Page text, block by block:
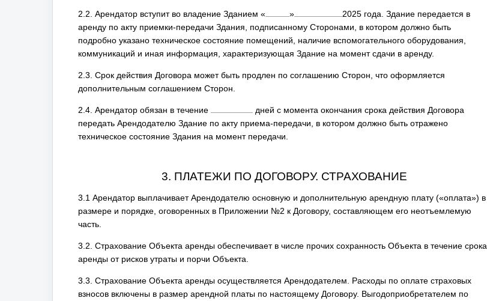
2.2. Арендатор вступит во владение Зданием « » 2025 года. Здание передается в
аренду по акту приемки-передачи Здания, подписанному Сторонами, в котором должно быть
подробно указано техническое состояние помещений, наличие вспомогательного оборудования,
коммуникаций и иная информация, характеризующая Здание на момент сдачи в аренду.
2.3. Срок действия Договора может быть продлен по соглашению Сторон, что оформляется
дополнительным соглашением Сторон.
2.4. Арендатор обязан в течение
дней с момента окончания срока действия Договора
передать Арендодателю Здание по акту приема-передачи, в котором должно быть отражено
техническое состояние Здания на момент передачи.
3. ПЛАТЕЖИ ПО ДОГОВОРУ. СТРАХОВАНИЕ
3.1 Арендатор выплачивает Арендодателю основную и дополнительную арендную плату («оплата») в
размере и порядке, оговоренных в Приложении №2 к Договору, составляющем его неотъемлемую
часть.
3.2. Страхование Объекта аренды обеспечивает в числе прочих сохранность Объекта в течение срока
аренды от рисков утраты и порчи Объекта.
3.3. Страхование Объекта аренды осуществляется Арендодателем. Расходы по оплате страховых
взносов включены в размер арендной платы по настоящему Договору. Выгодоприобретателем по